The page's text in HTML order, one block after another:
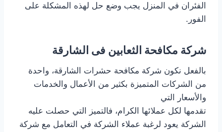
الفئران في المنزل يجب وضع حل لهذه المشكلة على
الفور.
شركة مكافحة الثعابين فى الشارقة
بالفعل نكون شركة مكافحة حشرات الشارقة، واحدة
من الشركات المتميزة بكثير من الأعمال والخدمات
والأسعار التي
تقدمها لكل عملائها الكرام، فالتميز التي حصلت عليه
الشركة يعود لرغبة عملاء الشركة في التعامل مع شركة